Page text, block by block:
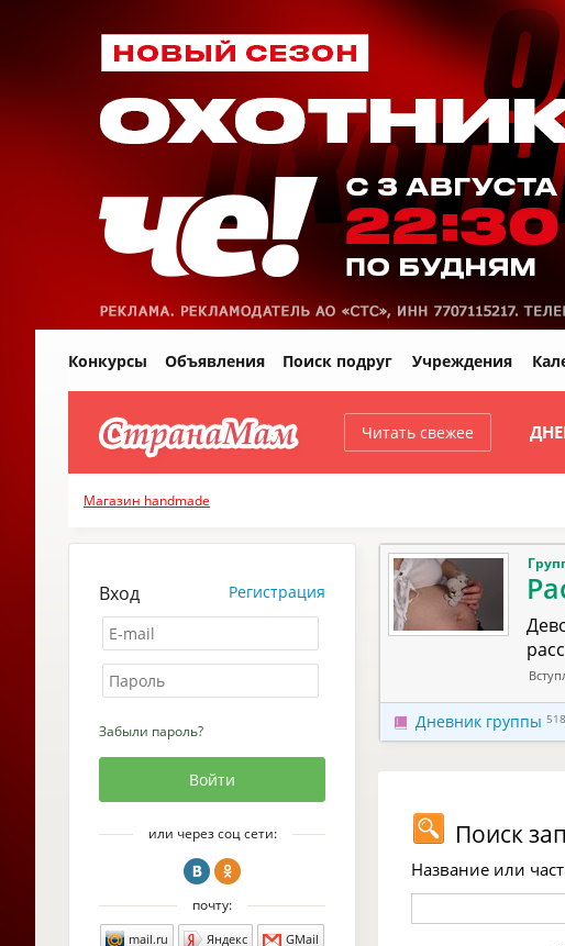
Читать свежее
Конкурсы Объявления Поиск подруг Учреждения
Магазин handmade
Дневник группы 518
Поиск
Название или
Вход Регистрация
Забыли пароль?
или через соц сети:
почту:
mail.ru Яндекс GMail